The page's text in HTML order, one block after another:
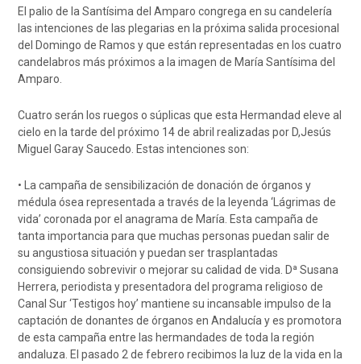
El palio de la Santísima del Amparo congrega en su candelería
las intenciones de las plegarias en la próxima salida procesional
del Domingo de Ramos y que están representadas en los cuatro
candelabros más próximos a la imagen de María Santísima del
Amparo.
Cuatro serán los ruegos o súplicas que esta Hermandad eleve al
cielo en la tarde del próximo 14 de abril realizadas por D,Jesús
Miguel Garay Saucedo. Estas intenciones son:
• La campaña de sensibilización de donación de órganos y
médula ósea representada a través de la leyenda ‘Lágrimas de
vida’ coronada por el anagrama de María. Esta campaña de
tanta importancia para que muchas personas puedan salir de
su angustiosa situación y puedan ser trasplantadas
consiguiendo sobrevivir o mejorar su calidad de vida. Dª Susana
Herrera, periodista y presentadora del programa religioso de
Canal Sur ‘Testigos hoy’ mantiene su incansable impulso de la
captación de donantes de órganos en Andalucía y es promotora
de esta campaña entre las hermandades de toda la región
andaluza. El pasado 2 de febrero recibimos la luz de la vida en la